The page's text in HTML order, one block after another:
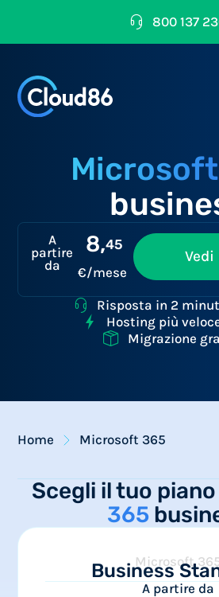
800 137
A
partire
da
8,45
€/mese
Risposta in 2
Hosting più
Migrazione
Home Microsoft 365
Scegli il tuo piano
365
Microsoft
Business
A partire da